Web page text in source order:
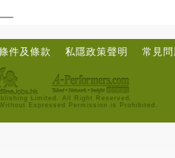
件及條款 私隱政策聲明 常見
Limited. All Right Reserved.
Expressed Permission is Prohibited.